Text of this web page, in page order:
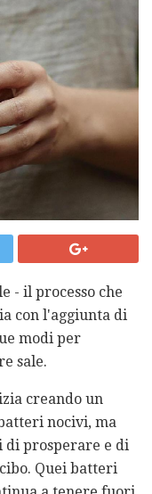
- il processo che
con l'aggiunta di
modi per
sale.
creando un
nocivi, ma
di prosperare e di
Quei batteri